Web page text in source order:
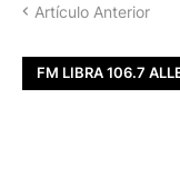
Artículo Anterior
FM LIBRA 106.7